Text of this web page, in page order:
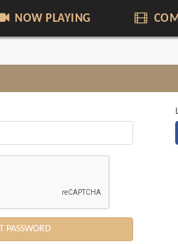
NOW PLAYING